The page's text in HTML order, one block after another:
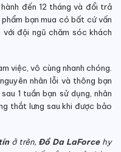
đến 12 tháng và đổi trả
bạn mua có bất cứ vấn
đội ngũ chăm sóc khách
việc, vô cùng nhanh chóng.
nhân lỗi và thông bạn
1 tuần bạn sử dụng, nhân
thắt lưng sau khi được bảo
ở trên, Đồ Da LaForce hy